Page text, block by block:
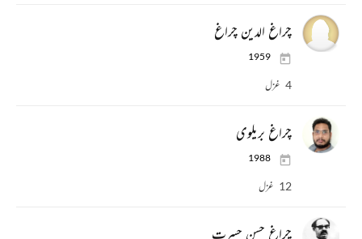
چراغ الدین چراغ
1959
4 غزل
چراغ بریلوی
1988
12 غزل
چراغ حسن حسرت